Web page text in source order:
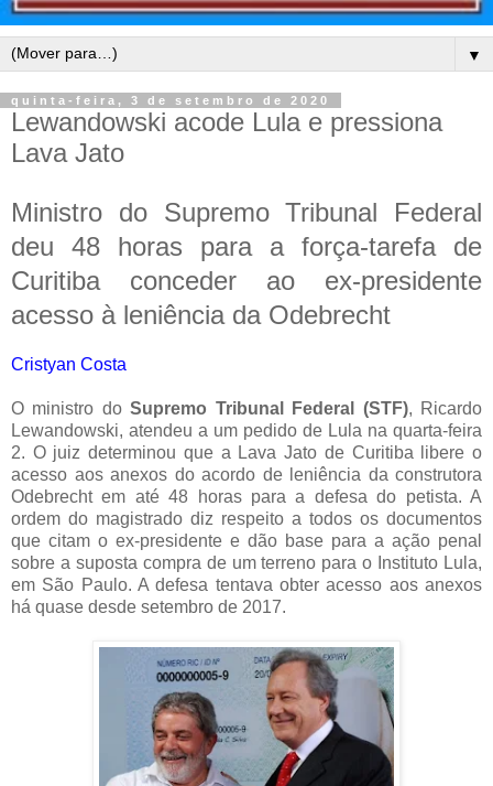
▼
quinta-feira, 3 de setembro de 2020
Lewandowski acode Lula e pressiona
Lava Jato
Ministro do Supremo Tribunal Federal
deu 48 horas para a força-tarefa de
Curitiba conceder ao ex-presidente
acesso à leniência da Odebrecht
Cristyan Costa
O ministro doSupremo Tribunal Federal (STF), Ricardo
Lewandowski, atendeu a um pedido de Lula na quarta-feira
2. O juiz determinou que a Lava Jato de Curitiba libere o
acesso aos anexos do acordo de leniência da construtora
Odebrecht em até 48 horas para a defesa do petista. A
ordem do magistrado diz respeito a todos os documentos
que citam o ex-presidente e dão base para a ação penal
sobre a suposta compra de um terreno para o Instituto Lula,
em São Paulo. A defesa tentava obter acesso aos anexos
há quase desde setembro de 2017.